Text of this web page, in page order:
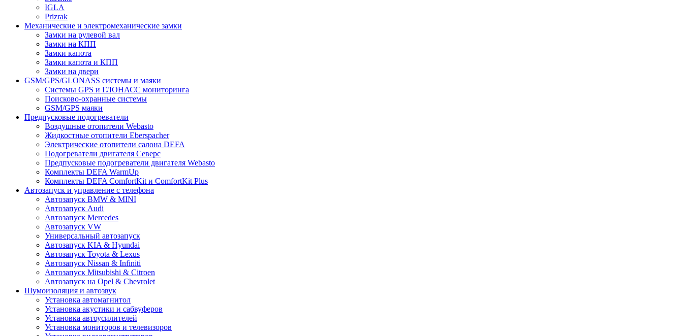
IGLA
Prizrak
Механические и электромеханические замки
Замки на рулевой вал
Замки на КПП
Замки капота
Замки капота и КПП
Замки на двери
GSM/GPS/GLONASS системы и маяки
Системы GPS и ГЛОНАСС мониторинга
Поисково-охранные системы
GSM/GPS маяки
Предпусковые подогреватели
Воздушные отопители Webasto
Жидкостные отопители Eberspacher
Электрические отопители салона DEFA
Подогреватели двигателя Северс
Предпусковые подогреватели двигателя Webasto
Комплекты DEFA WarmUp
Комплекты DEFA ComfortKit и ComfortKit Plus
Автозапуск и управление с телефона
Автозапуск BMW & MINI
Автозапуск Audi
Автозапуск Mercedes
Автозапуск VW
Универсальный автозапуск
Автозапуск KIA & Hyundai
Автозапуск Toyota & Lexus
Автозапуск Nissan & Infiniti
Автозапуск Mitsubishi & Citroen
Автозапуск на Opel & Chevrolet
Шумоизоляция и автозвук
Установка автомагнитол
Установка акустики и сабвуферов
Установка автоусилителей
Установка мониторов и телевизоров